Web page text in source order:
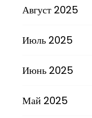
Август 2025
Июль 2025
Июнь 2025
Май 2025